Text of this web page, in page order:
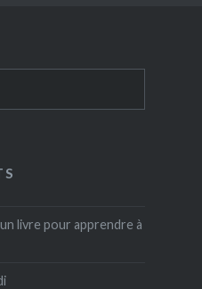
livre pour apprendre à